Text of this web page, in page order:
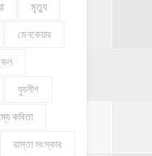
মৃত্যু
মেনকেয়ার
যুবলীগ
কবিতা
রাস্তা সংস্কার